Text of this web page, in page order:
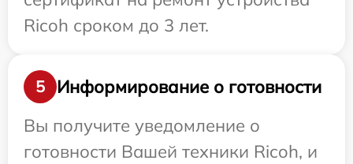
Ricoh сроком до 3 лет.
5
Информирование о готовности
Вы получите уведомление о
готовности Вашей техники Ricoh, и